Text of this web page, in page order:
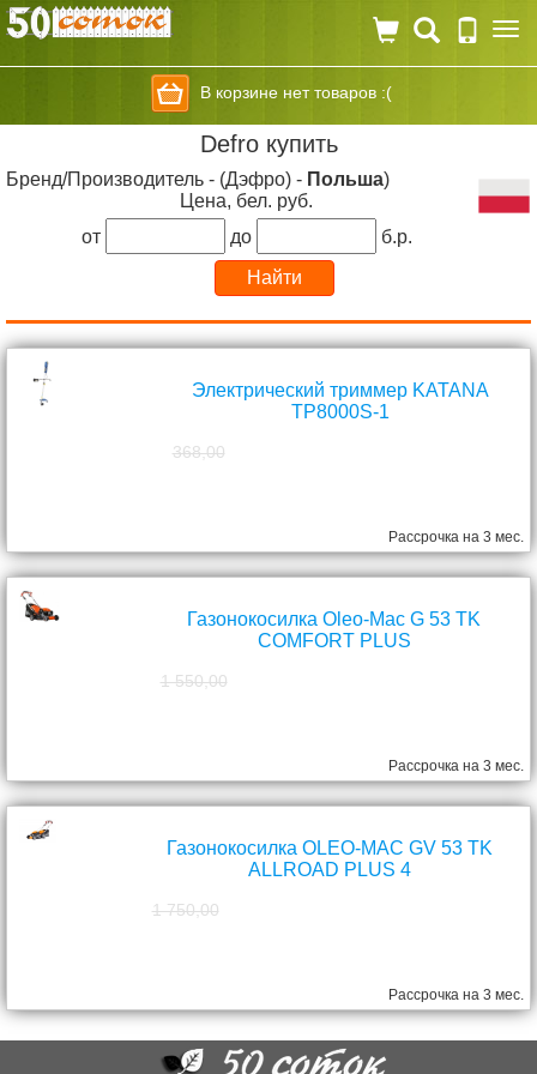
В корзине нет товаров :(
Defro купить
Бренд/Производитель - (Дэфро) - Польша)
Цена, бел. руб.
от
до б.р.
Электрический триммер KATANA
TP8000S-1
368,00
Рассрочка на 3 мес.
Газонокосилка Oleo-Mac G 53 TK
COMFORT PLUS
1 550,00
Рассрочка на 3 мес.
Газонокосилка OLEO-MAC GV 53 TK
ALLROAD PLUS 4
1 750,00
Рассрочка на 3 мес.